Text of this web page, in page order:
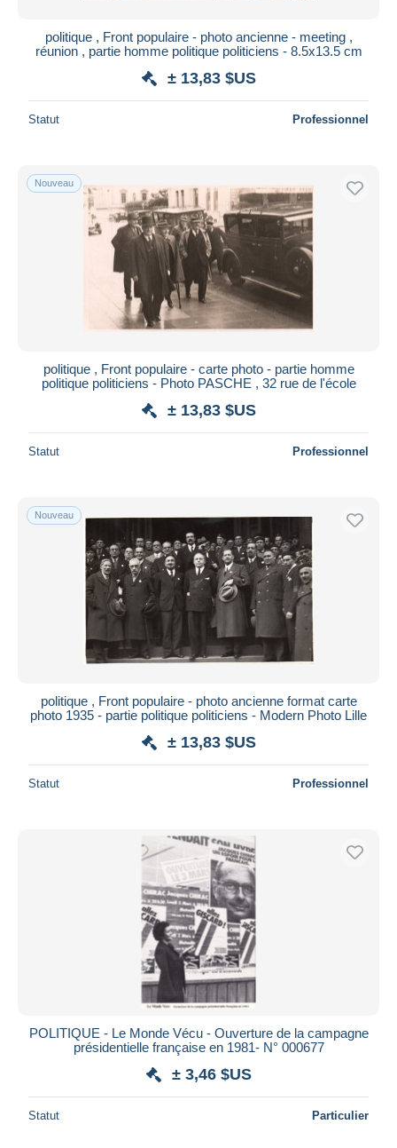
politique , Front populaire - photo ancienne - meeting ,
réunion , partie homme politique politiciens - 8.5x13.5 cm
± 13,83 $US
Statut Professionnel
Nouveau
politique , Front populaire - carte photo - partie homme
politique politiciens - Photo PASCHE , 32 rue de l'école
± 13,83 $US
Statut Professionnel
Nouveau
politique , Front populaire - photo ancienne format carte
photo 1935 - partie politique politiciens - Modern Photo Lille
± 13,83 $US
Statut Professionnel
POLITIQUE - Le Monde Vécu - Ouverture de la campagne
présidentielle française en 1981- N° 000677
± 3,46 $US
Statut Particulier